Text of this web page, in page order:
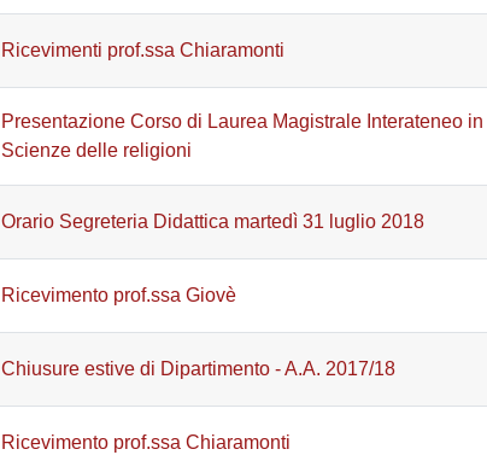
Ricevimenti prof.ssa Chiaramonti
Presentazione Corso di Laurea Magistrale Interateneo in
Scienze delle religioni
Orario Segreteria Didattica martedì 31 luglio 2018
Ricevimento prof.ssa Giovè
Chiusure estive di Dipartimento - A.A. 2017/18
Ricevimento prof.ssa Chiaramonti